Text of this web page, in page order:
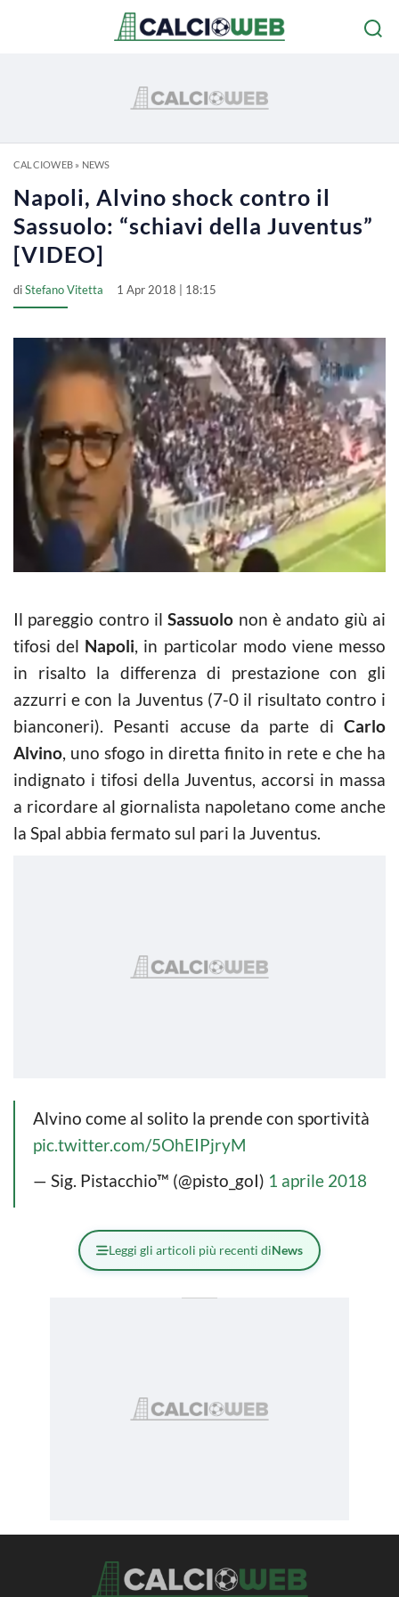
CALCIOWEB» NEWS
Napoli, Alvino shock contro il
Sassuolo: “schiavi della Juventus”
[VIDEO]
diStefano Vitetta 1 Apr 2018 | 18:15
Il pareggio contro ilSassuolo non è andato giù ai
tifosi del Napoli, in particolar modo viene messo
in risalto la differenza di prestazione con gli
azzurri e con la Juventus (7-0 il risultato contro i
bianconeri). Pesanti accuse da parte di Carlo
Alvino, uno sfogo in diretta finito in rete e che ha
indignato i tifosi della Juventus, accorsi in massa
a ricordare al giornalista napoletano come anche
la Spal abbia fermato sul pari la Juventus.
Alvino come al solito la prende con sportività
pic.twitter.com/5OhEIPjryM
— Sig. Pistacchio™ (@pisto_goI) 1 aprile 2018
Leggi gli articoli più recenti diNews